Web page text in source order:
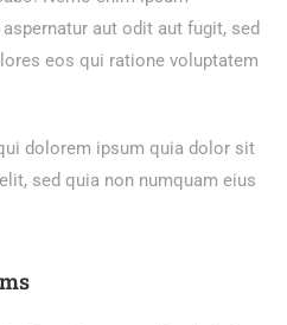
aut odit aut fugit, sed
eos qui ratione voluptatem
dolorem ipsum quia dolor sit
sed quia non numquam eius